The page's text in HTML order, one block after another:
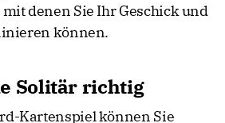
mit denen Sie Ihr Geschick und
können.
Solitär richtig
Kartenspiel können Sie